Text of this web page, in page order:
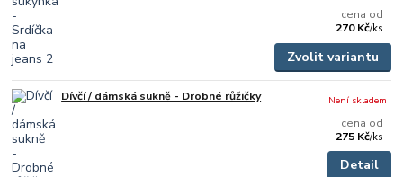
cena od
270 Kč/ks
Zvolit variantu
Dívčí / dámská sukně - Drobné růžičky
cena od
275 Kč/ks
Není skladem
Detail